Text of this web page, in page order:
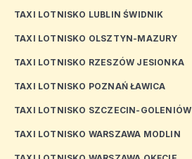
TAXI LOTNISKO LUBLIN ŚWIDNIK
TAXI LOTNISKO OLSZTYN-MAZURY
TAXI LOTNISKO RZESZÓW JESIONKA
TAXI LOTNISKO POZNAŃ ŁAWICA
TAXI LOTNISKO SZCZECIN-GOLENIÓW
TAXI LOTNISKO WARSZAWA MODLIN